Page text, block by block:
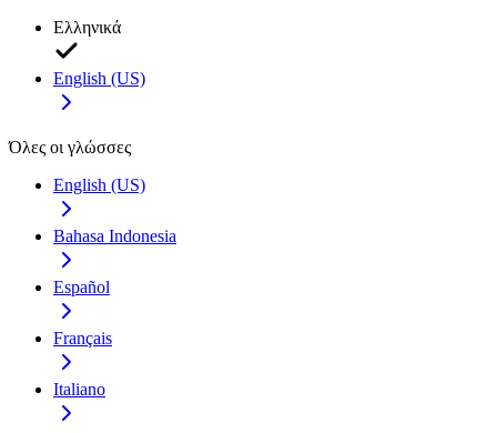
Ελληνικά
English (US)
Όλες οι γλώσσες
English (US)
Bahasa Indonesia
Español
Français
Italiano